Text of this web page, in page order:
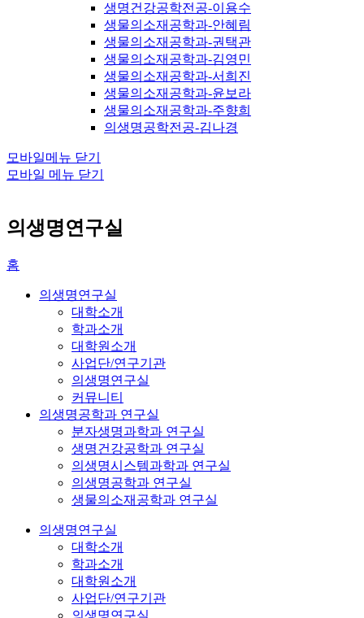
생명건강공학전공-이용수
생물의소재공학과-안혜림
생물의소재공학과-권택관
생물의소재공학과-김영민
생물의소재공학과-서희진
생물의소재공학과-윤보라
생물의소재공학과-주향희
의생명공학전공-김나경
모바일메뉴 닫기
모바일 메뉴 닫기
의생명연구실
홈
의생명연구실
대학소개
학과소개
대학원소개
사업단/연구기관
의생명연구실
커뮤니티
의생명공학과 연구실
분자생명과학과 연구실
생명건강공학과 연구실
의생명시스템과학과 연구실
의생명공학과 연구실
생물의소재공학과 연구실
의생명연구실
대학소개
학과소개
대학원소개
사업단/연구기관